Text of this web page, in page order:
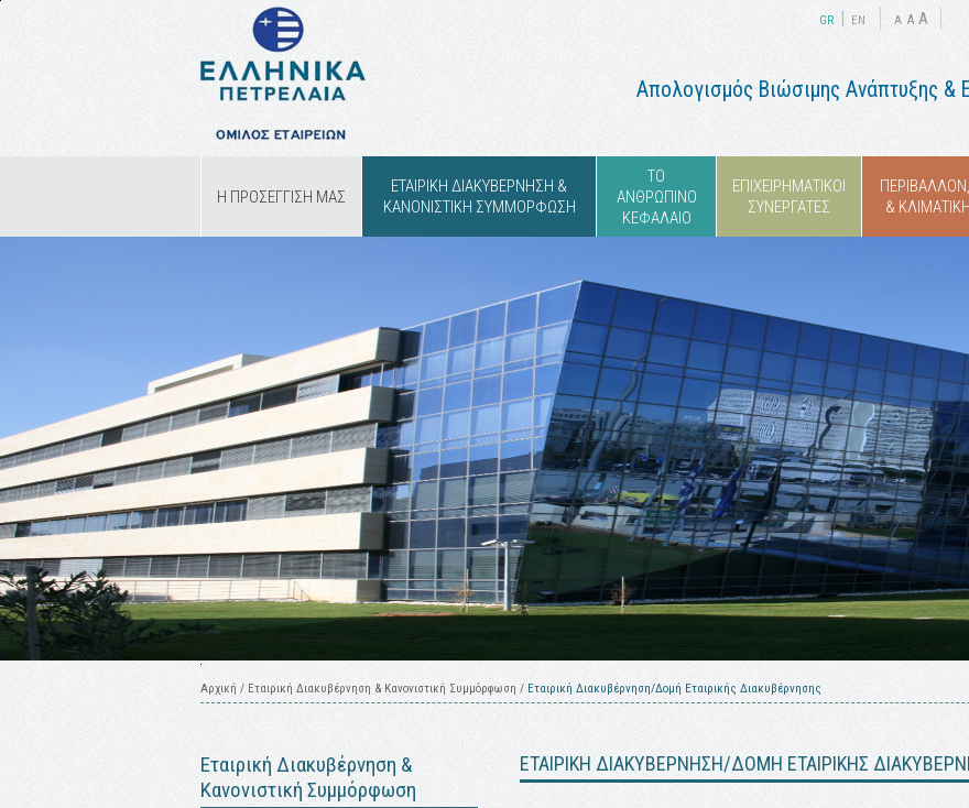
GR ΕΝ A A A
Απολογισμός Βιώσιμης Ανάπτυξης &
Η ΠΡΟΣΕΓΓΙΣΗ ΜΑΣ
ΕΤΑΙΡΙΚΗ ΔΙΑΚΥΒΕΡΝΗΣΗ &
ΚΑΝΟΝΙΣΤΙΚΗ ΣΥΜΜΟΡΦΩΣΗ
ΤΟ
ΑΝΘΡΩΠΙΝΟ
ΚΕΦΑΛΑΙΟ
ΕΠΙΧΕΙΡΗΜΑΤΙΚΟΙ
ΣΥΝΕΡΓΑΤΕΣ
&
Αρχική / Εταιρική Διακυβέρνηση & Κανονιστική Συμμόρφωση / Εταιρική Διακυβέρνηση/Δομή Εταιρικής Διακυβέρνησης
Εταιρική Διακυβέρνηση &
Κανονιστική Συμμόρφωση
ΕΤΑΙΡΙΚΗ ΔΙΑΚΥΒΕΡΝΗΣΗ/ΔΟΜΗ ΕΤΑΙΡΙΚΗΣ